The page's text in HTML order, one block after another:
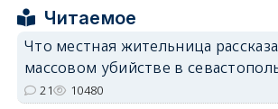
Читаемое
Что местная жительница
массовом убийстве в
21 10480